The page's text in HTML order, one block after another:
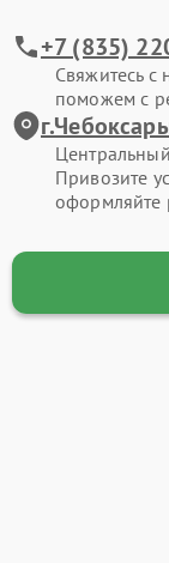
+7 (835)
Свяжитесь
поможем с
Привозите
оформляйте